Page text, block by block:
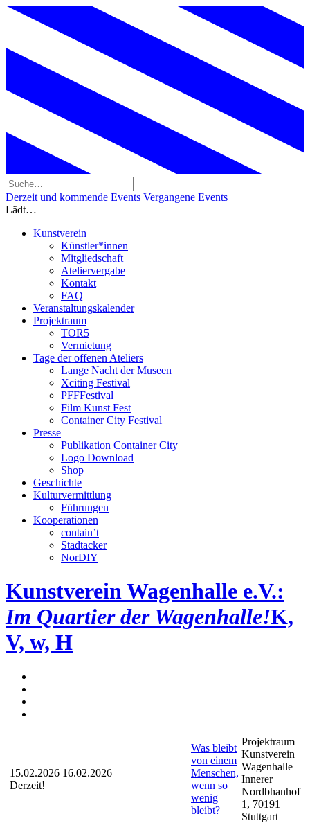
Derzeit und kommende Events Vergangene Events
Lädt…
Kunstverein
Künstler*innen
Mitgliedschaft
Ateliervergabe
Kontakt
FAQ
Veranstaltungskalender
Projektraum
TOR5
Vermietung
Tage der offenen Ateliers
Lange Nacht der Museen
Xciting Festival
PFFFestival
Film Kunst Fest
Container City Festival
Presse
Publikation Container City
Logo Download
Shop
Geschichte
Kulturvermittlung
Führungen
Kooperationen
contain’t
Stadtacker
NorDIY
Kunstverein Wagenhalle e.V.:
Im Quartier der Wagenhalle!K,
V, w, H
15.02.2026 16.02.2026
Derzeit!
Was bleibt
von einem
Menschen,
wenn so
wenig
bleibt?
Projektraum
Kunstverein
Wagenhalle
Innerer
Nordbhanhof
1, 70191
Stuttgart